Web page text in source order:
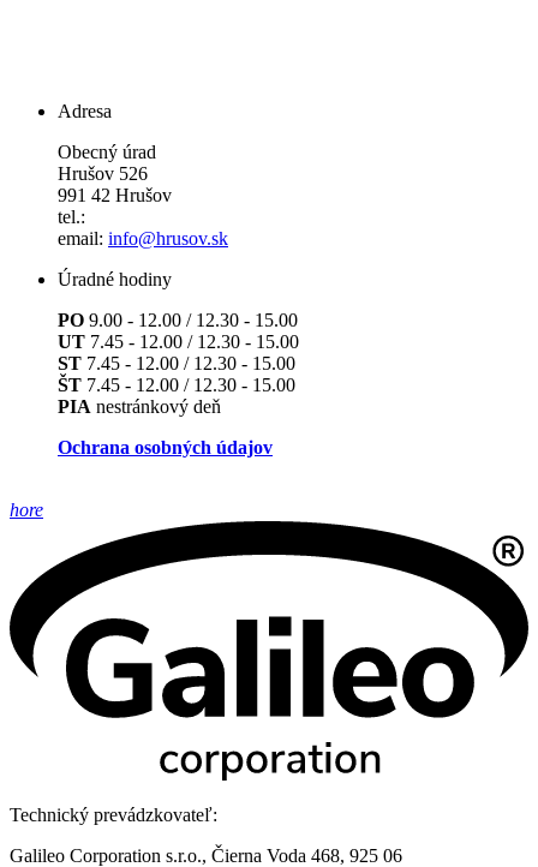
Adresa
Obecný úrad
Hrušov 526
991 42 Hrušov
tel.:
email: info@hrusov.sk
Úradné hodiny
PO 9.00 - 12.00 / 12.30 - 15.00
UT 7.45 - 12.00 / 12.30 - 15.00
ST 7.45 - 12.00 / 12.30 - 15.00
ŠT 7.45 - 12.00 / 12.30 - 15.00
PIA nestránkový deň
Ochrana osobných údajov
hore
Technický prevádzkovateľ:
Galileo Corporation s.r.o., Čierna Voda 468, 925 06